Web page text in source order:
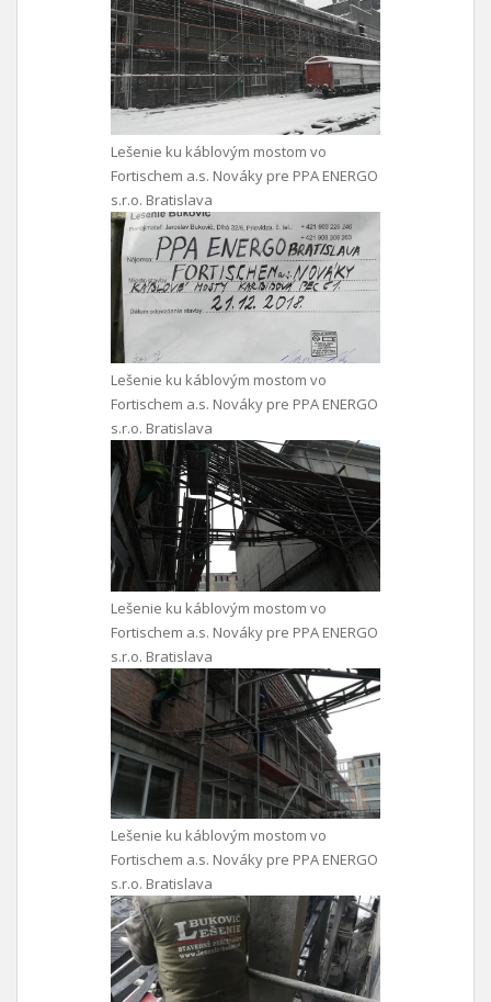
Lešenie ku káblovým mostom vo
Fortischem a.s. Nováky pre PPA ENERGO
s.r.o. Bratislava
Lešenie ku káblovým mostom vo
Fortischem a.s. Nováky pre PPA ENERGO
s.r.o. Bratislava
Lešenie ku káblovým mostom vo
Fortischem a.s. Nováky pre PPA ENERGO
s.r.o. Bratislava
Lešenie ku káblovým mostom vo
Fortischem a.s. Nováky pre PPA ENERGO
s.r.o. Bratislava